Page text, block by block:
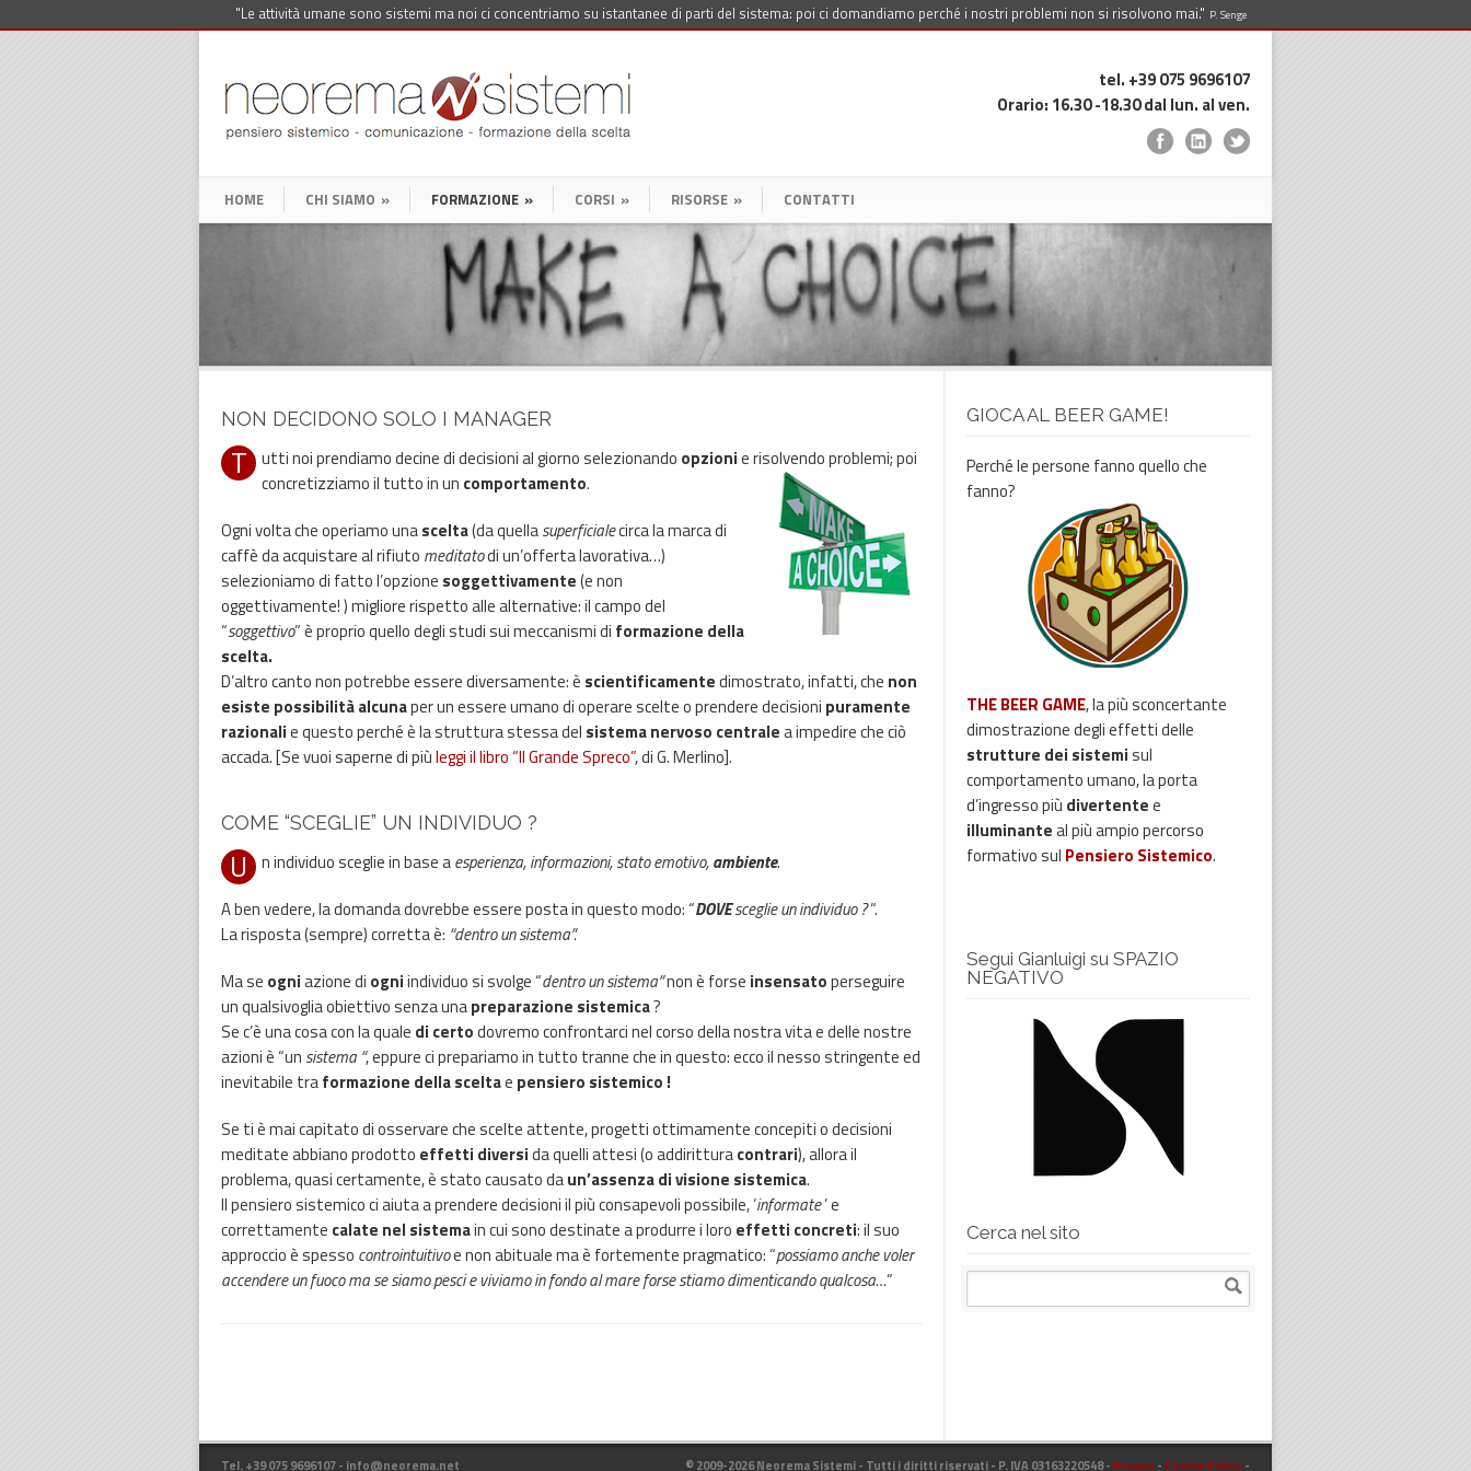
"Le attività umane sono sistemi ma noi ci concentriamo su istantanee di parti del sistema: poi ci domandiamo perché i nostri problemi non si risolvono mai." P. Senge
tel. +39 075 9696107
Orario: 16.30 -18.30 dal lun. al ven.
HOME CHI SIAMO » FORMAZIONE » CORSI » RISORSE » CONTATTI
NON DECIDONO SOLO I MANAGER
T utti noi prendiamo decine di decisioni al giorno selezionando opzionie risolvendo problemi; poi
concretizziamo il tutto in un comportamento.
Ogni volta che operiamo unascelta(da quellasuperficialecirca la marca di
caffè da acquistare al rifiuto meditatodi un’offerta lavorativa…)
selezioniamo di fatto l’opzione soggettivamente(e non
oggettivamente! ) migliore rispetto alle alternative: il campo del
“soggettivo” è proprio quello degli studi sui meccanismi di formazione della
scelta.
D’altro canto non potrebbe essere diversamente: è scientificamentedimostrato, infatti, che non
esiste possibilità alcunaper un essere umano di operare scelte o prendere decisioni puramente
razionalie questo perché è la struttura stessa del sistema nervoso centralea impedire che ciò
accada. [Se vuoi saperne di piùleggi il libro “Il Grande Spreco”, di G. Merlino].
COME “SCEGLIE” UN INDIVIDUO ?
U n individuo sceglie in base aesperienza, informazioni, stato emotivo,ambiente.
A ben vedere, la domanda dovrebbe essere posta in questo modo: “DOVEsceglie un individuo ?“.
La risposta (sempre) corretta è: “dentro un sistema”.
Ma se ogniazione di ogniindividuo si svolge “dentro un sistema”non è forse insensatoperseguire
un qualsivoglia obiettivo senza unapreparazione sistemica?
Se c’è una cosa con la quale di certodovremo confrontarci nel corso della nostra vita e delle nostre
azioni è “un sistema “, eppure ci prepariamo in tutto tranne che in questo: ecco il nesso stringente ed
inevitabile traformazione della sceltae pensiero sistemico !
Se ti è mai capitato di osservare che scelte attente, progetti ottimamente concepiti o decisioni
meditate abbiano prodotto effetti diversida quelli attesi (o addiritturacontrari), allora il
problema, quasi certamente, è stato causato daun’assenza di visione sistemica.
Il pensiero sistemico ci aiuta a prendere decisioni il più consapevoli possibile, ‘informate’ e
correttamente calate nel sistemain cui sono destinate a produrre i loro effetti concreti: il suo
approccio è spesso controintuitivoe non abituale ma è fortemente pragmatico: “possiamo anche voler
accendere un fuoco ma se siamo pesci e viviamo in fondo al mare forse stiamo dimenticando qualcosa…”
GIOCA AL BEER GAME!
Perché le persone fanno quello che
fanno?
THE BEER GAME, la più sconcertante
dimostrazione degli effetti delle
strutture dei sistemisul
comportamento umano, la porta
d’ingresso più divertentee
illuminanteal più ampio percorso
formativo sul Pensiero Sistemico.
Segui Gianluigi su SPAZIO
NEGATIVO
Cerca nel sito
Tel. +39 075 9696107 - info@neorema.net © 2009-2026 Neorema Sistemi - Tutti i diritti riservati - P. IVA 03163220548 - Privacy - Cookie Policy -